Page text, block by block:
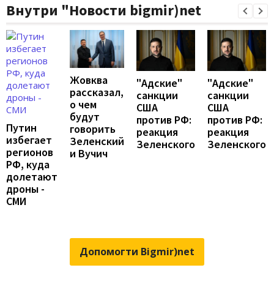
Внутри "Новости bigmir)net
Путин
избегает
регионов
РФ, куда
долетают
дроны -
СМИ
Жовква
рассказал,
о чем
будут
говорить
Зеленский
и Вучич
"Адские"
санкции
США
против РФ:
реакция
Зеленского
"Адские"
санкции
США
против РФ:
реакция
Зеленского
Допомогти Bigmir)net